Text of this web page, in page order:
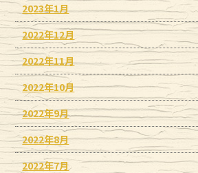
2023年1月
2022年12月
2022年11月
2022年10月
2022年9月
2022年8月
2022年7月